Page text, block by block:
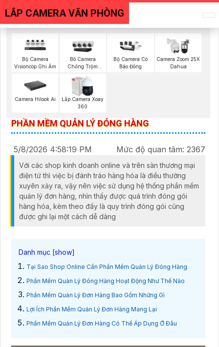
LẮP CAMERA VĂN PHÒNG
Bộ Camera
Visioncop Ghi Âm
Bô Camera
Chống Trộm
Bộ Camera Có
Báo Đông
Camera Zoom 25X
Dahua
Camera Hilook Ai
Lắp Camera Xoay
360
PHẦN MỀM QUẢN LÝ ĐÓNG HÀNG
5/8/2026 4:58:19 PM Mức độ quan tâm: 2367
Với các shop kinh doanh online và trên sàn thương mại
điện tử thì việc bị đánh tráo hàng hóa là điều thường
xuyên xảy ra, vậy nên việc sử dụng hệ thống phần mềm
quản lý đơn hàng, nhìn thấy được quá trình đóng gói
hàng hóa, kèm theo đấy là quy trình đóng gói cũng
được ghi lại một cách dễ dàng
Tại Sao Shop Online Cần Phần Mềm Quản Lý Đóng Hàng
Phần Mềm Quản Lý Đóng Hàng Hoạt Động Như Thế Nào
Phần Mềm Quản Lý Đơn Hàng Bao Gồm Những Gì
Lợi Ích Phần Mềm Quản Lý Đơn Hàng Mang Lại
Phần Mềm Quản Lý Đơn Hàng Có Thể Áp Dụng Ở Đâu